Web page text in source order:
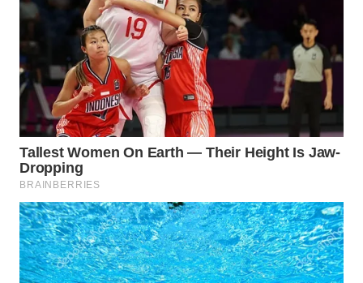
WAHANANEWS
WAHANA
SPORT
WAHANA
UMKM
WAHANA
SELEB
WAHANA